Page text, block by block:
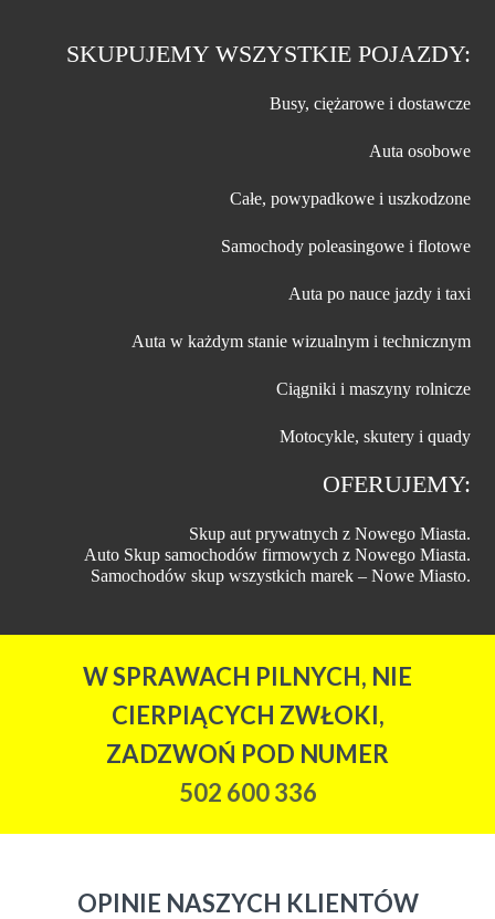
SKUPUJEMY WSZYSTKIE POJAZDY:
Busy, ciężarowe i dostawcze
Auta osobowe
Całe, powypadkowe i uszkodzone
Samochody poleasingowe i flotowe
Auta po nauce jazdy i taxi
Auta w każdym stanie wizualnym i technicznym
Ciągniki i maszyny rolnicze
Motocykle, skutery i quady
OFERUJEMY:
Skup aut prywatnych z Nowego Miasta.
Auto Skup samochodów firmowych z Nowego Miasta.
Samochodów skup wszystkich marek – Nowe Miasto.
W SPRAWACH PILNYCH, NIE
CIERPIĄCYCH ZWŁOKI,
ZADZWOŃ POD NUMER
502 600 336
OPINIE NASZYCH KLIENTÓW